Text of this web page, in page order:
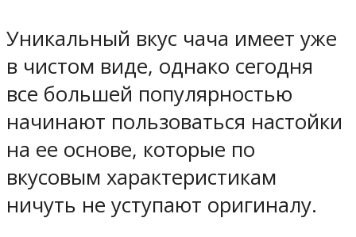
Уникальный вкус чача имеет уже
в чистом виде, однако сегодня
все большей популярностью
начинают пользоваться настойки
на ее основе, которые по
вкусовым характеристикам
ничуть не уступают оригиналу.